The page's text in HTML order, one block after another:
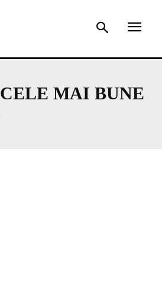
CELE MAI BUNE